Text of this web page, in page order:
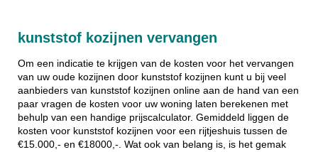
kunststof kozijnen vervangen
Om een indicatie te krijgen van de kosten voor het vervangen
van uw oude kozijnen door kunststof kozijnen kunt u bij veel
aanbieders van kunststof kozijnen online aan de hand van een
paar vragen de kosten voor uw woning laten berekenen met
behulp van een handige prijscalculator. Gemiddeld liggen de
kosten voor kunststof kozijnen voor een rijtjeshuis tussen de
€15.000,- en €18000,-. Wat ook van belang is, is het gemak